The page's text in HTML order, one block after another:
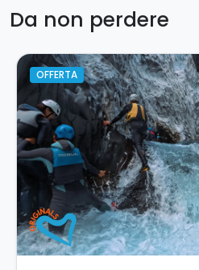
Da non perdere
OFFERTA